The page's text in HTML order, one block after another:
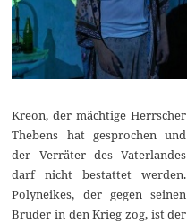
Kreon, der mächtige Herrscher
Thebens hat gesprochen und
der Verräter des Vaterlandes
darf nicht bestattet werden.
Polyneikes, der gegen seinen
Bruder in den Krieg zog, ist der